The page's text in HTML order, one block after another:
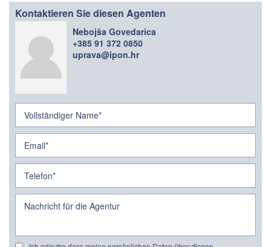
Kontaktieren Sie diesen Agenten
Nebojša Govedarica
+385 91 372 0850
uprava@ipon.hr